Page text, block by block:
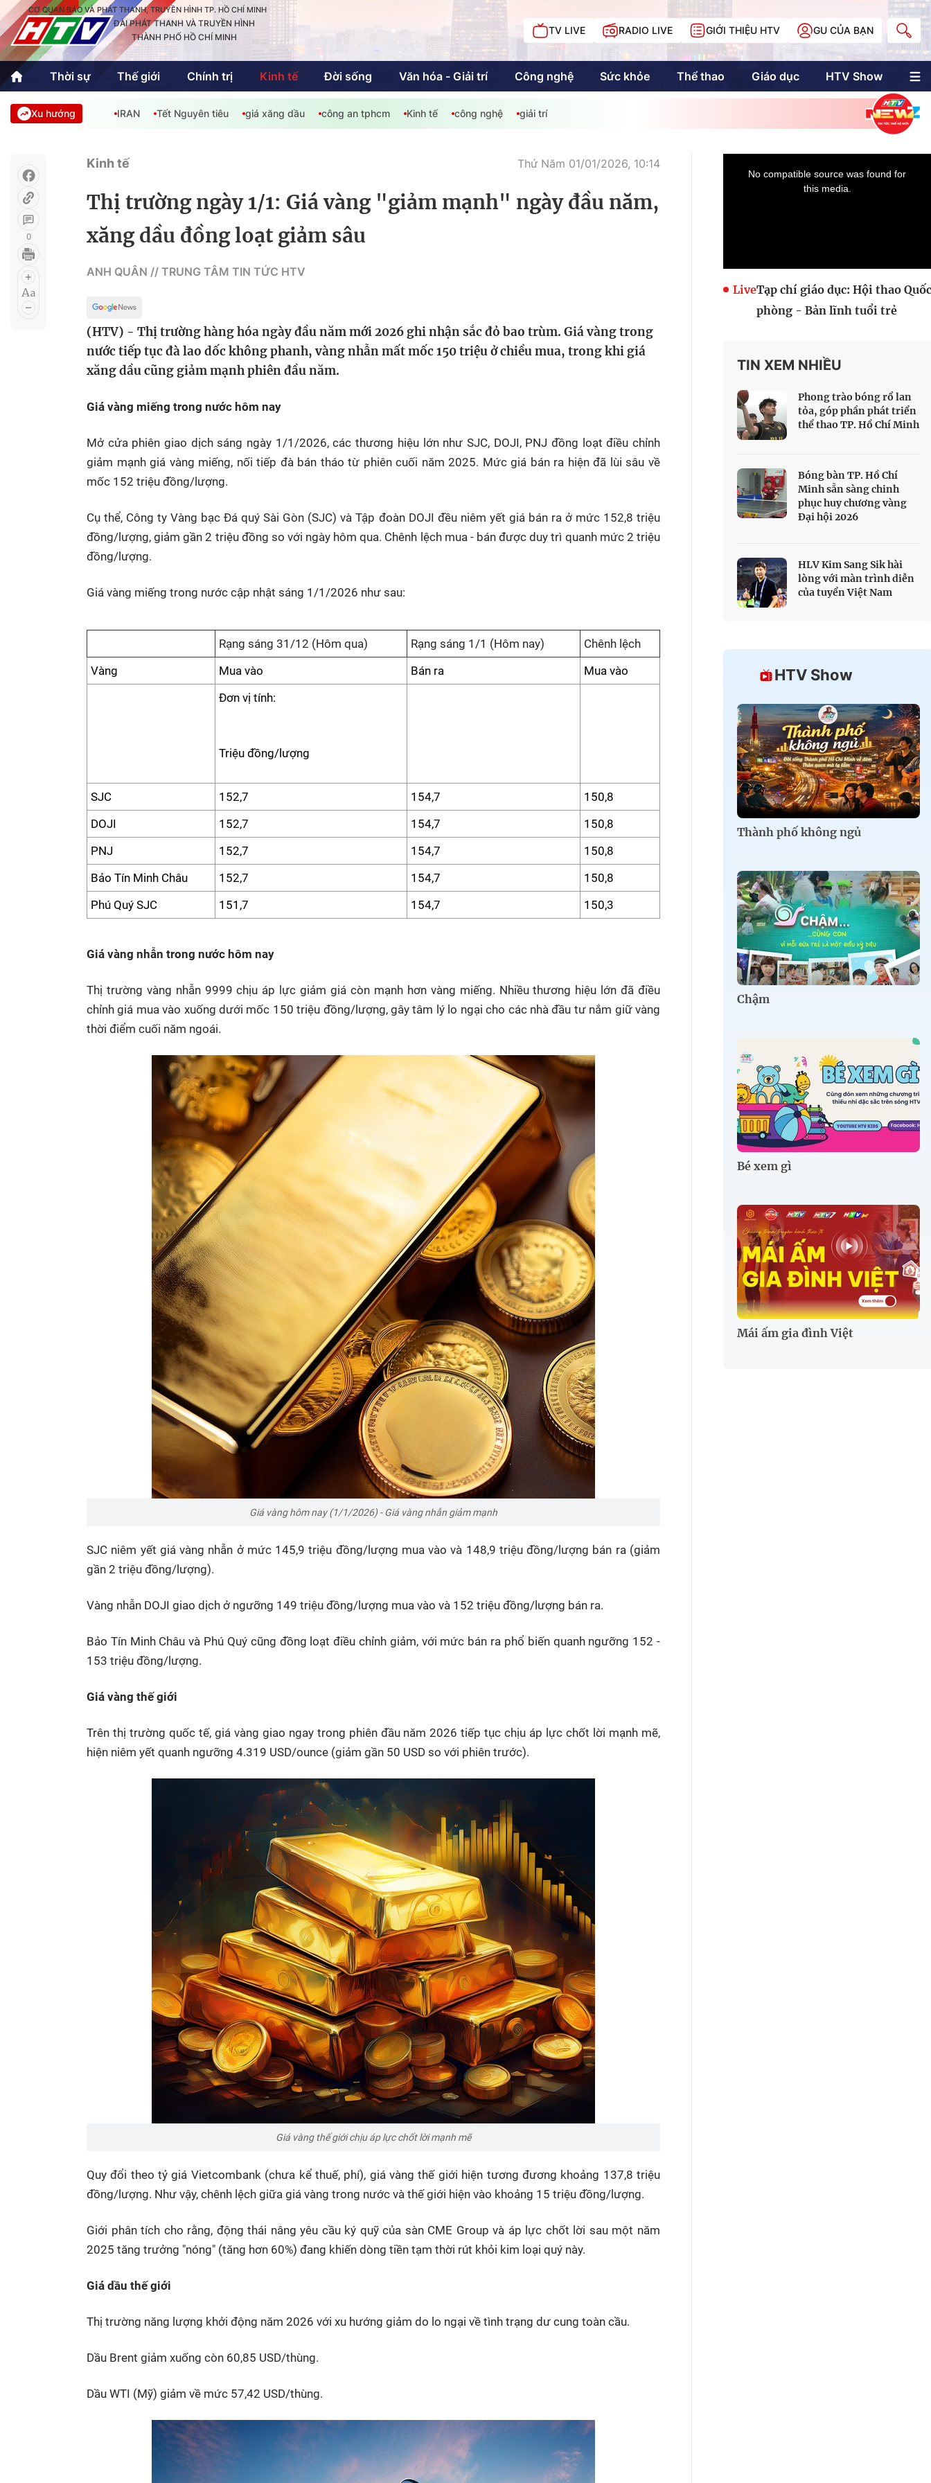
CƠ QUAN BÁO VÀ PHÁT THANH, TRUYỀN HÌNH TP. HỒ CHÍ MINH
ĐÀI PHÁT THANH VÀ TRUYỀN HÌNH
THÀNH PHỐ HỒ CHÍ MINH
TV LIVE RADIO LIVE GIỚI THIỆU HTV GU CỦA BẠN
Thời sự Thế giới Chính trị Kinh tế Đời sống Văn hóa - Giải trí Công nghệ Sức khỏe Thể thao Giáo dục HTV Show
Thời sự
Thể thao
Quốc tế
Văn hóa - Giải trí
Giáo dục Kinh tế
An Sinh
Công nghệ Phóng sự
Không gian văn hóa
Hồ Chí Minh
Thành phố không
ngủ
Bé xem gì
Mái ấm gia đình
Việt
Các chương trình
khác
Phim truyền hình
Made By Vietnam
lòng
Cuộc đua xe đạp
Multimedia
Multiform
Doanh nhân Sài
Gòn
Xu hướng IRAN Tết Nguyên tiêu giá xăng dầu công an tphcm Kinh tế công nghệ giải trí
0
Kinh tế Thứ Năm 01/01/2026, 10:14
Thị trường ngày 1/1: Giá vàng "giảm mạnh" ngày đầu năm,
xăng dầu đồng loạt giảm sâu
ANH QUÂN // TRUNG TÂM TIN TỨC HTV
(HTV) - Thị trường hàng hóa ngày đầu năm mới 2026 ghi nhận sắc đỏ bao trùm. Giá vàng trong
nước tiếp tục đà lao dốc không phanh, vàng nhẫn mất mốc 150 triệu ở chiều mua, trong khi giá
xăng dầu cũng giảm mạnh phiên đầu năm.
Giá vàng miếng trong nước hôm nay
Mở cửa phiên giao dịch sáng ngày 1/1/2026, các thương hiệu lớn như SJC, DOJI, PNJ đồng loạt điều chỉnh
giảm mạnh giá vàng miếng, nối tiếp đà bán tháo từ phiên cuối năm 2025. Mức giá bán ra hiện đã lùi sâu về
mốc 152 triệu đồng/lượng.
Cụ thể, Công ty Vàng bạc Đá quý Sài Gòn (SJC) và Tập đoàn DOJI đều niêm yết giá bán ra ở mức 152,8 triệu
đồng/lượng, giảm gần 2 triệu đồng so với ngày hôm qua. Chênh lệch mua - bán được duy trì quanh mức 2 triệu
đồng/lượng.
Giá vàng miếng trong nước cập nhật sáng 1/1/2026 như sau:
Rạng sáng 31/12 (Hôm qua) Rạng sáng 1/1 (Hôm nay)
Chênh lệch
Vàng
Mua vào Bán ra
Mua vào
Đơn vị tính:
Triệu đồng/lượng
SJC 152,7 154,7
150,8
DOJI
152,7 154,7
150,8
PNJ
152,7 154,7
150,8
Bảo Tín Minh Châu
152,7 154,7
150,8
Phú Quý SJC
151,7 154,7 150,3
Giá vàng nhẫn trong nước hôm nay
Thị trường vàng nhẫn 9999 chịu áp lực giảm giá còn mạnh hơn vàng miếng. Nhiều thương hiệu lớn đã điều
chỉnh giá mua vào xuống dưới mốc 150 triệu đồng/lượng, gây tâm lý lo ngại cho các nhà đầu tư nắm giữ vàng
thời điểm cuối năm ngoái.
Giá vàng hôm nay (1/1/2026) - Giá vàng nhẫn giảm mạnh
SJC niêm yết giá vàng nhẫn ở mức 145,9 triệu đồng/lượng mua vào và 148,9 triệu đồng/lượng bán ra (giảm
gần 2 triệu đồng/lượng).
Vàng nhẫn DOJI giao dịch ở ngưỡng 149 triệu đồng/lượng mua vào và 152 triệu đồng/lượng bán ra.
Bảo Tín Minh Châu và Phú Quý cũng đồng loạt điều chỉnh giảm, với mức bán ra phổ biến quanh ngưỡng 152 -
153 triệu đồng/lượng.
Giá vàng thế giới
Trên thị trường quốc tế, giá vàng giao ngay trong phiên đầu năm 2026 tiếp tục chịu áp lực chốt lời mạnh mẽ,
hiện niêm yết quanh ngưỡng 4.319 USD/ounce (giảm gần 50 USD so với phiên trước).
Giá vàng thế giới chịu áp lực chốt lời mạnh mẽ
Quy đổi theo tỷ giá Vietcombank (chưa kể thuế, phí), giá vàng thế giới hiện tương đương khoảng 137,8 triệu
đồng/lượng. Như vậy, chênh lệch giữa giá vàng trong nước và thế giới hiện vào khoảng 15 triệu đồng/lượng.
Giới phân tích cho rằng, động thái nâng yêu cầu ký quỹ của sàn CME Group và áp lực chốt lời sau một năm
2025 tăng trưởng "nóng" (tăng hơn 60%) đang khiến dòng tiền tạm thời rút khỏi kim loại quý này.
Giá dầu thế giới
Thị trường năng lượng khởi động năm 2026 với xu hướng giảm do lo ngại về tình trạng dư cung toàn cầu.
Dầu Brent giảm xuống còn 60,85 USD/thùng.
Dầu WTI (Mỹ) giảm về mức 57,42 USD/thùng.
LiveTạp chí giáo dục: Hội thao Quốc
phòng - Bản lĩnh tuổi trẻ
TIN XEM NHIỀU
Phong trào bóng rổ lan
tỏa, góp phần phát triển
thể thao TP. Hồ Chí Minh
Bóng bàn TP. Hồ Chí
Minh sẵn sàng chinh
phục huy chương vàng
Đại hội 2026
HLV Kim Sang Sik hài
lòng với màn trình diễn
của tuyển Việt Nam
HTV Show
Thành phố không ngủ
Chậm
Bé xem gì
Mái ấm gia đình Việt